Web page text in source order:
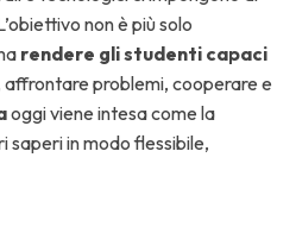
non è più solo
rendere gli studenti capaci
affrontare problemi, cooperare e
oggi viene intesa come la
saperi in modo flessibile,